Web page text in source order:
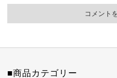
■商品カテゴリー